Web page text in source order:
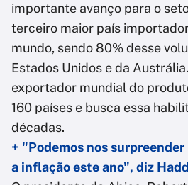
importante avanço para o
terceiro maior país
mundo, sendo 80% desse
Estados Unidos e da
exportador mundial do
160 países e busca essa
décadas.
+ "Podemos nos
a inflação este ano", diz